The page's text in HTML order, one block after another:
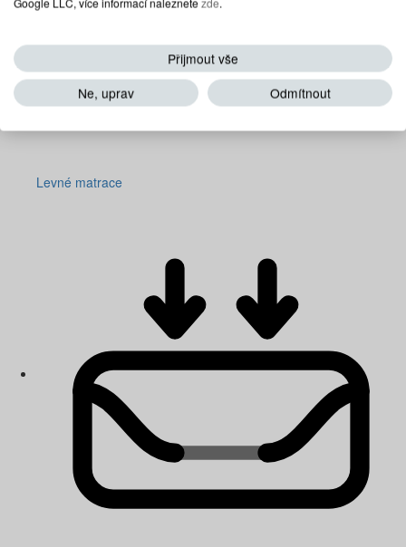
Levné matrace
Přijmout vše
Ne, uprav
Odmítnout